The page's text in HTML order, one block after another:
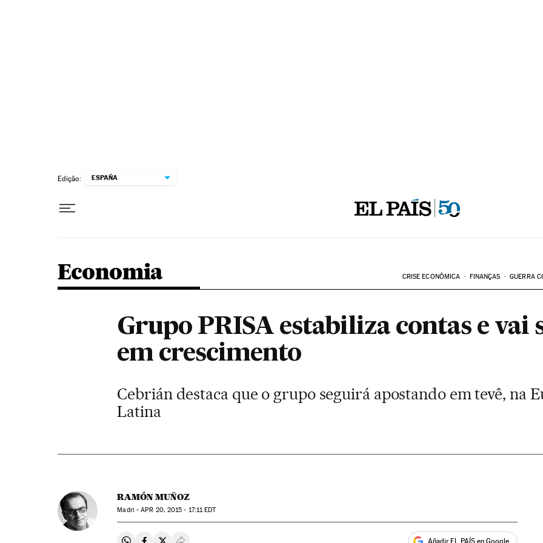
Edição: ESPAÑA
Economia CRISE ECONÔMICA FINANÇAS GUERRA
Grupo PRISA estabiliza contas e vai
em crescimento
Cebrián destaca que o grupo seguirá apostando em tevê, na
Latina
RAMÓN MUÑOZ
Madri -APR 20, 2015 - 17:11EDT
Añadir EL PAÍS en Google